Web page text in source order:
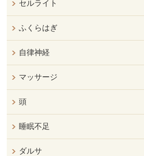
セルライト
ふくらはぎ
自律神経
マッサージ
頭
睡眠不足
ダルサ